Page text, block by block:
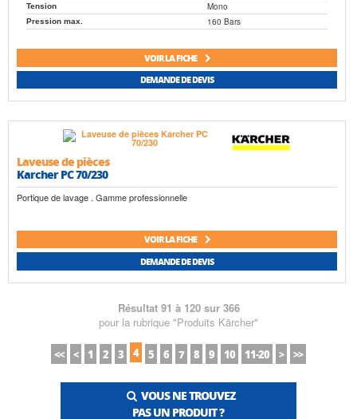
Tension Mono
Pression max. 160 Bars
VOIR LA FICHE
DEMANDE DE DEVIS
Laveuse de pièces
Karcher PC 70/230
Portique de lavage . Gamme professionnelle
VOIR LA FICHE
DEMANDE DE DEVIS
Résultat 91 à 120 sur 366
pour la rubrique "Produits Kärcher"
<< < 1 2 3 4 5 6 7 8 9 10 11-20 > >>
VOUS NE TROUVEZ
PAS UN PRODUIT ?